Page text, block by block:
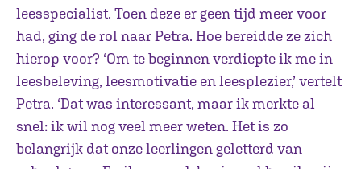
leesspecialist. Toen deze er geen tijd meer voor
had, ging de rol naar Petra. Hoe bereidde ze zich
hierop voor? ‘Om te beginnen verdiepte ik me in
leesbeleving, leesmotivatie en leesplezier,’ vertelt
Petra. ‘Dat was interessant, maar ik merkte al
snel: ik wil nog veel meer weten. Het is zo
belangrijk dat onze leerlingen geletterd van